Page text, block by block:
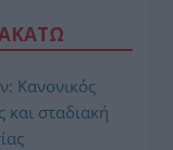
Κανονικός
και σταδιακή